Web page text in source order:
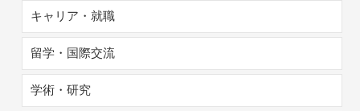
キャリア・就職
留学・国際交流
学術・研究